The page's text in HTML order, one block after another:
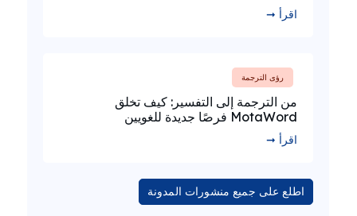
اقرأ ➞
رؤى الترجمة
من الترجمة إلى التفسير: كيف تخلق
MotaWord فرصًا جديدة للغويين
اقرأ ➞
اطلع على جميع منشورات المدونة